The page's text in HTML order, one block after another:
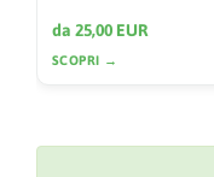
da 25,00 EUR
SCOPRI →